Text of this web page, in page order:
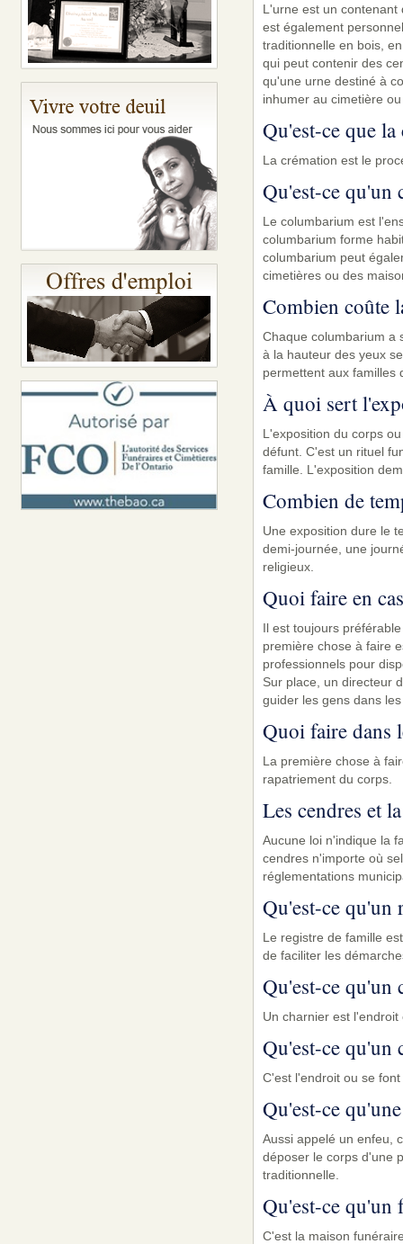
L'urne est un
est également
traditionnelle en bois,
qui peut contenir des
qu'une urne destiné à
inhumer au cimetière
Qu'est-ce que
La crémation est le
Qu'est-ce qu'un
Le columbarium est
columbarium forme
columbarium peut
cimetières ou des
Combien coûte
Chaque columbarium a
à la hauteur des yeux
permettent aux familles
À quoi sert
L'exposition du corps
défunt. C'est un rituel
famille. L'exposition
Combien de
Une exposition dure le
demi-journée, une
religieux.
Quoi faire en
Il est toujours
première chose à faire
professionnels pour
Sur place, un directeur
guider les gens dans
Quoi faire dans
La première chose à
rapatriement du corps.
Les cendres et
Aucune loi n'indique la
cendres n'importe où
réglementations
Qu'est-ce qu'un
Le registre de famille
de faciliter les
Qu'est-ce qu'un
Un charnier est
Qu'est-ce qu'un
C'est l'endroit ou se
Qu'est-ce
Aussi appelé un enfeu,
déposer le corps d'une
traditionnelle.
Qu'est-ce qu'un
C'est la maison